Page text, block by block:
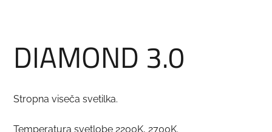
DIAMOND 3.0
Stropna viseča svetilka.
Temperatura svetlobe 2200K, 2700K.